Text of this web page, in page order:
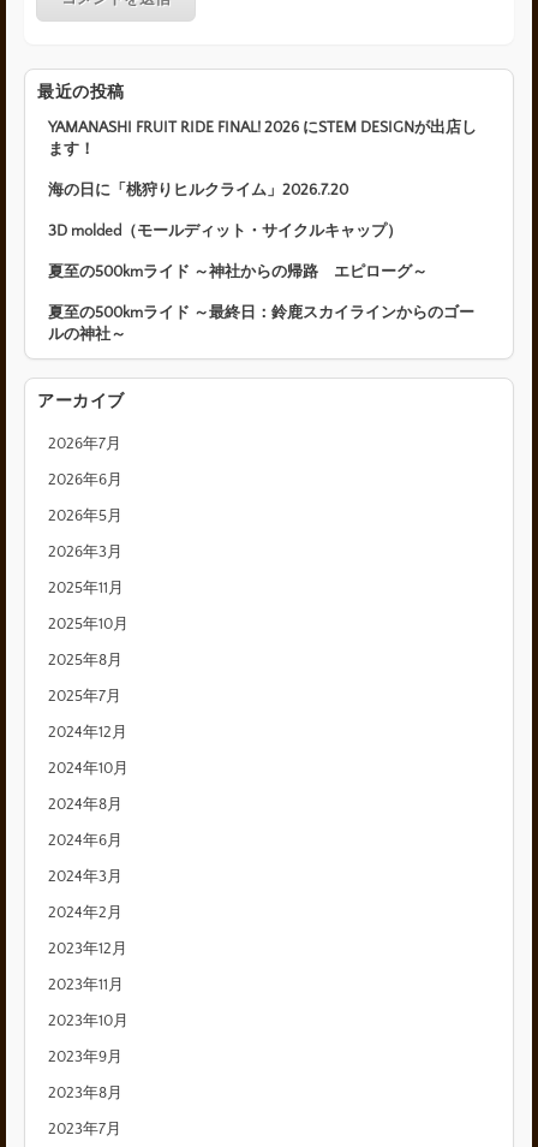
最近の投稿
YAMANASHI FRUIT RIDE FINAL! 2026 にSTEM DESIGNが出店し
ます！
海の日に「桃狩りヒルクライム」2026.7.20
3D molded（モールディット・サイクルキャップ）
夏至の500kmライド ～神社からの帰路 エピローグ～
夏至の500kmライド ～最終日：鈴鹿スカイラインからのゴー
ルの神社～
アーカイブ
2026年7月
2026年6月
2026年5月
2026年3月
2025年11月
2025年10月
2025年8月
2025年7月
2024年12月
2024年10月
2024年8月
2024年6月
2024年3月
2024年2月
2023年12月
2023年11月
2023年10月
2023年9月
2023年8月
2023年7月